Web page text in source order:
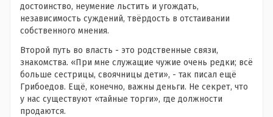
достоинство, неумение льстить и угождать,
независимость суждений, твёрдость в отстаивании
собственного мнения.
Второй путь во власть - это родственные связи,
знакомства. «При мне служащие чужие очень редки; всё
больше сестрицы, своячницы дети», - так писал ещё
Грибоедов. Ещё, конечно, важны деньги. Не секрет, что
у нас существуют «тайные торги», где должности
продаются.